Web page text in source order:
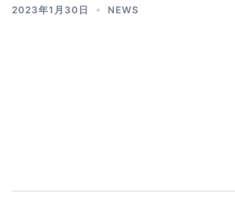
2023年1月30日 NEWS